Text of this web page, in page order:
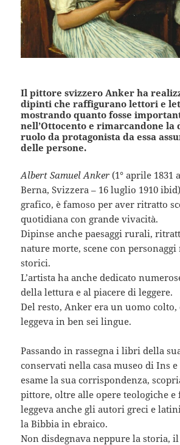
Il pittore svizzero Anker ha
dipinti che raffigurano lettori e
mostrando quanto fosse
nell’Ottocento e rimarcandone la
ruolo da protagonista da essa
delle persone.
Albert Samuel Anker (1° aprile 1831
Berna, Svizzera – 16 luglio 1910
grafico, è famoso per aver ritratto
quotidiana con grande vivacità.
Dipinse anche paesaggi rurali,
nature morte, scene con
storici.
L’artista ha anche dedicato
della lettura e al piacere di leggere.
Del resto, Anker era un uomo colto,
leggeva in ben sei lingue.
Passando in rassegna i libri della
conservati nella casa museo di Ins
esame la sua corrispondenza,
pittore, oltre alle opere teologiche e
leggeva anche gli autori greci e
la Bibbia in ebraico.
Non disdegnava neppure la storia,